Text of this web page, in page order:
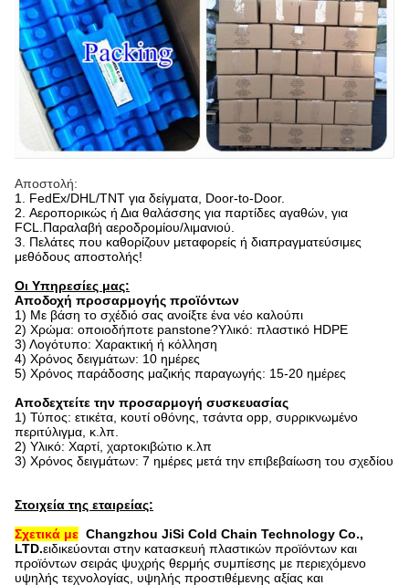
Αποστολή:
1. FedEx/DHL/TNT για δείγματα, Door-to-Door.
2. Αεροπορικώς ή Δια θαλάσσης για παρτίδες αγαθών, για
FCL.Παραλαβή αεροδρομίου/λιμανιού.
3. Πελάτες που καθορίζουν μεταφορείς ή διαπραγματεύσιμες
μεθόδους αποστολής!
Οι Υπηρεσίες μας:
Αποδοχή προσαρμογής προϊόντων
1) Με βάση το σχέδιό σας ανοίξτε ένα νέο καλούπι
2) Χρώμα: οποιοδήποτε panstone?Υλικό: πλαστικό HDPE
3) Λογότυπο: Χαρακτική ή κόλληση
4) Χρόνος δειγμάτων: 10 ημέρες
5) Χρόνος παράδοσης μαζικής παραγωγής: 15-20 ημέρες
Αποδεχτείτε την προσαρμογή συσκευασίας
1) Τύπος: ετικέτα, κουτί οθόνης, τσάντα opp, συρρικνωμένο
περιτύλιγμα, κ.λπ.
2) Υλικό: Χαρτί, χαρτοκιβώτιο κ.λπ
3) Χρόνος δειγμάτων: 7 ημέρες μετά την επιβεβαίωση του σχεδίου
Στοιχεία της εταιρείας:
Σχετικά με Changzhou JiSi Cold Chain Technology Co.,
LTD.ειδικεύονται στην κατασκευή πλαστικών προϊόντων και
προϊόντων σειράς ψυχρής θερμής συμπίεσης με περιεχόμενο
υψηλής τεχνολογίας, υψηλής προστιθέμενης αξίας και